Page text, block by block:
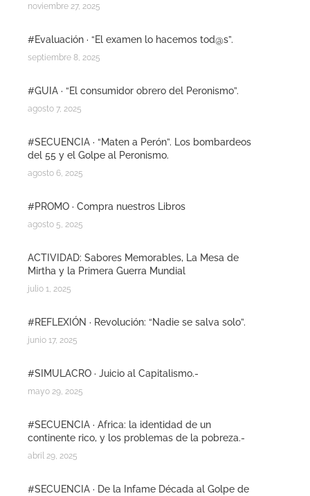
noviembre 27, 2025
#Evaluación · “El examen lo hacemos tod@s”.
septiembre 8, 2025
#GUIA · “El consumidor obrero del Peronismo”.
agosto 7, 2025
#SECUENCIA · “Maten a Perón”. Los bombardeos
del 55 y el Golpe al Peronismo.
agosto 6, 2025
#PROMO · Compra nuestros Libros
agosto 5, 2025
ACTIVIDAD: Sabores Memorables, La Mesa de
Mirtha y la Primera Guerra Mundial
julio 1, 2025
#REFLEXIÓN · Revolución: “Nadie se salva solo”.
junio 17, 2025
#SIMULACRO · Juicio al Capitalismo.-
mayo 29, 2025
#SECUENCIA · Africa: la identidad de un
continente rico, y los problemas de la pobreza.-
abril 29, 2025
#SECUENCIA · De la Infame Década al Golpe de